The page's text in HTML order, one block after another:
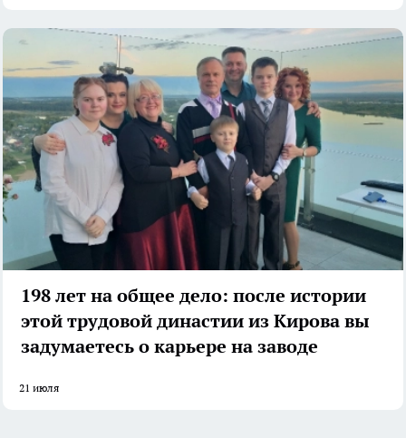
198 лет на общее дело: после истории
этой трудовой династии из Кирова вы
задумаетесь о карьере на заводе
21 июля